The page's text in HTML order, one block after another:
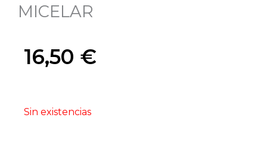
MICELAR
16,50 €
Sin existencias